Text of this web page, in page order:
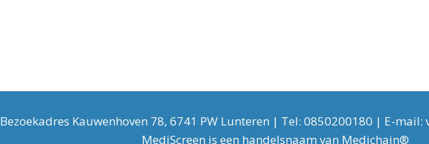
Bezoekadres Kauwenhoven 78, 6741 PW Lunteren | Tel: 0850200180 | E- mail
MediScreen is een handelsnaam van Medichain®